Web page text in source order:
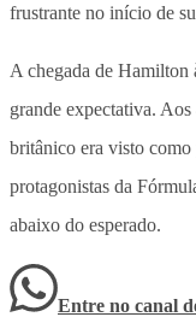
frustrante no início de
A chegada de Hamilton
grande expectativa.
britânico era visto como
protagonistas da
abaixo do esperado.
Entre no canal